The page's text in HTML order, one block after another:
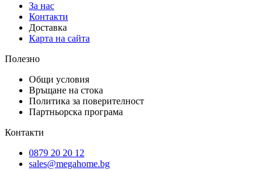
За нас
Контакти
Доставка
Карта на сайта
Полезно
Общи условия
Връщане на стока
Политика за поверителност
Партньорска програма
Контакти
0879 20 20 12
sales@megahome.bg